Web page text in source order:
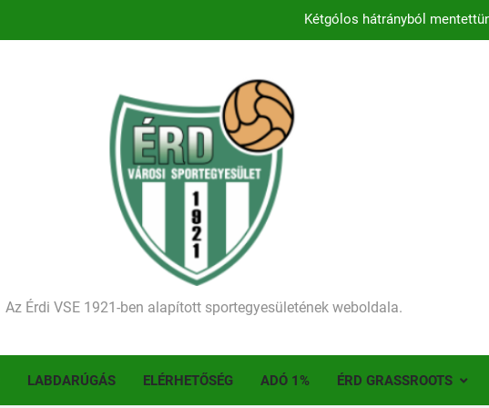
Kétgólos hátrányból
Történelmet írt az I. Érdi Football Fesztivál – több mint 200
Ellenfelünk visszalépése miatt játék nélkül jutottunk tovább
Kezdődik a 2026–2027-es szezon – hazai
Történelmet írt az I. Érdi Football Fesztivál – több mint 200
Az Érdi VSE 1921-ben alapított sportegyesületének weboldala.
LABDARÚGÁS ELÉRHETŐSÉG ADÓ 1% ÉRD GRASSROOTS